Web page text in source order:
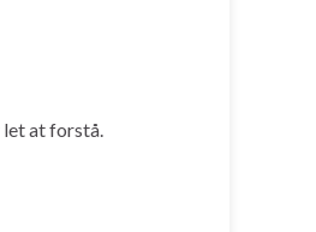
let at forstå.